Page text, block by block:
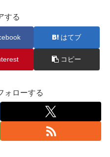
する
はてブ
コピー
ォローする